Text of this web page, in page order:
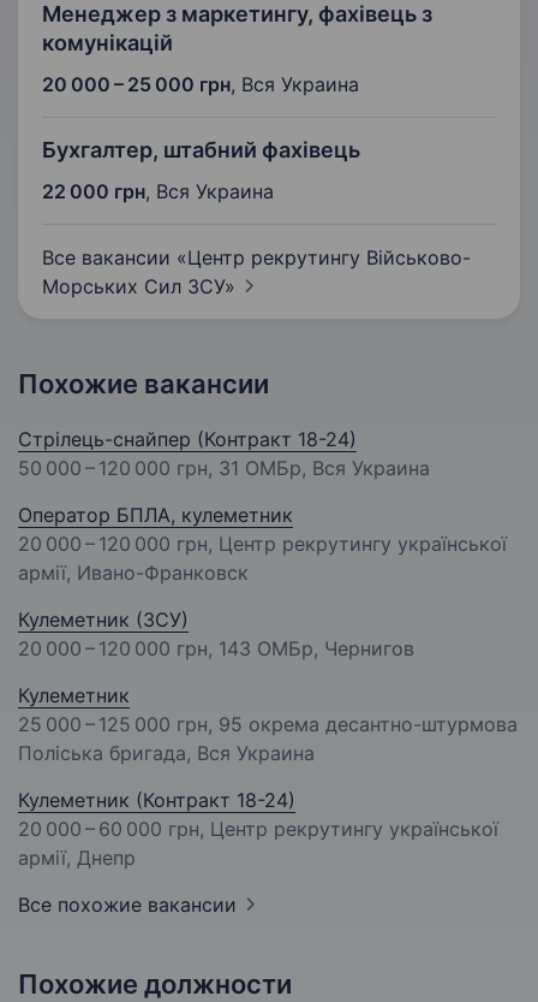
Менеджер з маркетингу, фахівець з
комунікацій
20 000 – 25 000 грн, Вся Украина
Бухгалтер, штабний фахівець
22 000 грн, Вся Украина
Все вакансии «Центр рекрутингу Військово-
Морських Сил ЗСУ»
Похожие вакансии
Стрілець-снайпер (Контракт 18-24)
50 000 – 120 000 грн, 31 ОМБр, Вся Украина
Оператор БПЛА, кулеметник
20 000 – 120 000 грн, Центр рекрутингу української
армії, Ивано-Франковск
Кулеметник (ЗСУ)
20 000 – 120 000 грн, 143 ОМБр, Чернигов
Кулеметник
25 000 – 125 000 грн, 95 окрема десантно-штурмова
Поліська бригада, Вся Украина
Кулеметник (Контракт 18-24)
20 000 – 60 000 грн, Центр рекрутингу української
армії, Днепр
Все похожие вакансии
Похожие должности